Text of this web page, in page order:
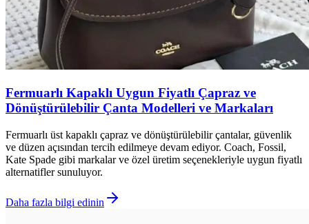
Fermuarlı Kapaklı Uygun Fiyatlı Çapraz ve
Dönüştürülebilir Çanta Modelleri ve Markaları
Fermuarlı üst kapaklı çapraz ve dönüştürülebilir çantalar, güvenlik
ve düzen açısından tercih edilmeye devam ediyor. Coach, Fossil,
Kate Spade gibi markalar ve özel üretim seçenekleriyle uygun fiyatlı
alternatifler sunuluyor.
Daha fazla bilgi edinin